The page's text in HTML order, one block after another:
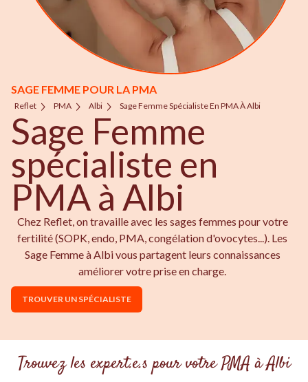
SAGE FEMME POUR LA PMA
Reflet PMA Albi Sage Femme Spécialiste En PMA À Albi
Sage Femme
spécialiste en
PMA à Albi
Chez Reflet, on travaille avec les sages femmes pour votre
fertilité (SOPK, endo, PMA, congélation d'ovocytes...). Les
Sage Femme à Albi vous partagent leurs connaissances
améliorer votre prise en charge.
TROUVER UN SPÉCIALISTE
Trouvez les expert.e.s pour votre PMA à Albi